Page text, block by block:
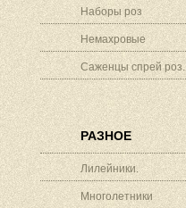
Наборы роз
Немахровые
Саженцы спрей роз.
РАЗНОЕ
Лилейники.
Многолетники